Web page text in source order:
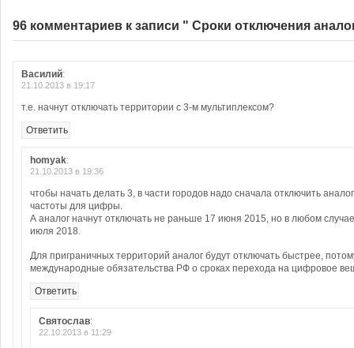
96 комментариев к записи " Сроки отключения
Василий:
21.10.2013 в 19:17
т.е. начнут отключать территории с 3-м мультиплексом?
Ответить
homyak:
21.10.2013 в 19:36
чтобы начать делать 3, в части городов надо сначала отключить
частоты для цифры.
А аналог начнут отключать не раньше 17 июня 2015, но в любом
июля 2018.
Для приграничных территорий аналог будут отключать быстрее,
международные обязательства РФ о сроках перехода на цифровое
Ответить
Святослав:
22.10.2013 в 11:29